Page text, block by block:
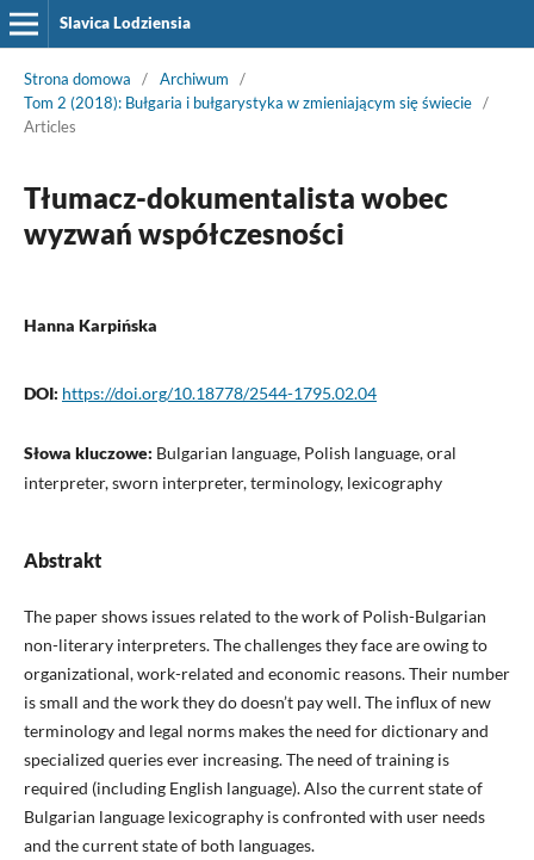
Slavica Lodziensia
Strona domowa / Archiwum
/
Tom 2 (2018): Bułgaria i bułgarystyka w zmieniającym się świecie /
Articles
Tłumacz-dokumentalista wobec
wyzwań współczesności
Hanna Karpińska
DOI: https://doi.org/10.18778/2544-1795.02.04
Słowa kluczowe: Bulgarian language, Polish language, oral
interpreter, sworn interpreter, terminology, lexicography
Abstrakt
The paper shows issues related to the work of Polish-Bulgarian
non-literary interpreters. The challenges they face are owing to
organizational, work-related and economic reasons. Their number
is small and the work they do doesn’t pay well. The influx of new
terminology and legal norms makes the need for dictionary and
specialized queries ever increasing. The need of training is
required (including English language). Also the current state of
Bulgarian language lexicography is confronted with user needs
and the current state of both languages.